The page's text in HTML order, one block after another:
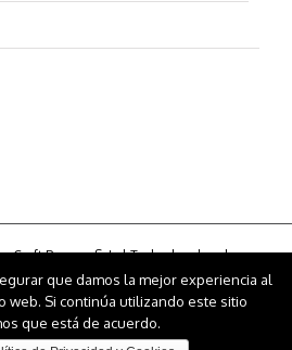
Craft Brewery S. L. | Todos los derechos
Sueca 21, 46004 Valencia (Spain) | CIF:
de Uso
Politica de Privacidad y
tienda online, política de ventas, envíos y
devoluciones
que damos la mejor experiencia al
web. Si continúa utilizando este sitio
que está de acuerdo.